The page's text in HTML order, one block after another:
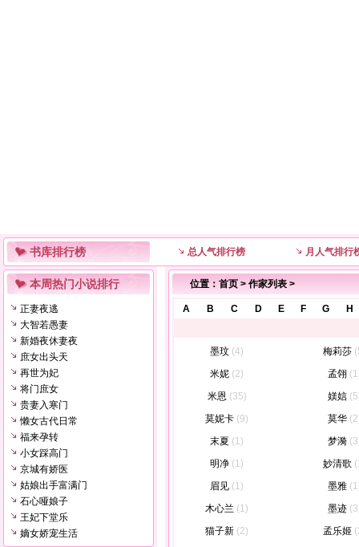
书库排行榜 总人气排行榜 月人气排行
本周热门小说排行
正妻夜逃
大智若愚妻
新婚夜休妻夜
庶女出头天
再世为妃
将门庶女
贵妻入寒门
懒女古代日常
福来孕转
小女踩高门
京城有娇医
姑娘出手富满门
石心哑娘子
王妃下堂乐
嫡女娇宠生活
位置： 首页 > 作家列表 >
A B C D E F G H
墨玟 (4) 梅莉莎
米妮 (2) 孟翎
米恩 (35) 媄娮
莫妮卡 (9) 莫华
末夏 (1) 梦漪
明净 (1) 妙清歌
眉见 (1) 墨雅
木心兰 (1) 墨迹
猫子新 (2) 孟乐姬